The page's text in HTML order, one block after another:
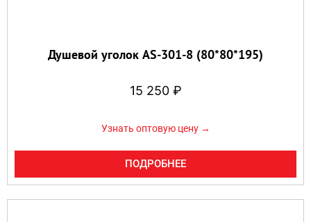
Душевой уголок AS-301-8 (80*80*195)
15 250 ₽
Узнать оптовую цену →
ПОДРОБНЕЕ